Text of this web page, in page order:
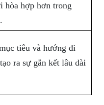
hòa hợp hơn trong
tiêu và hướng đi
ra sự gắn kết lâu dài